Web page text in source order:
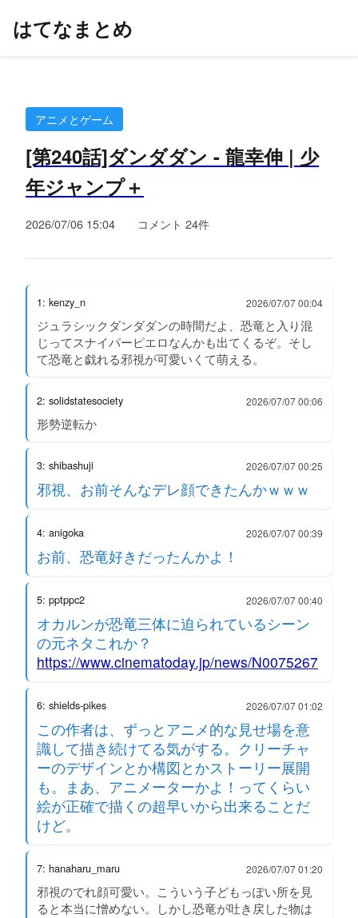
はてなまとめ
アニメとゲーム
[第240話]ダンダダン - 龍幸伸 | 少
年ジャンプ＋
2026/07/06 15:04 コメント 24件
1: kenzy_n 2026/07/07 00:04
ジュラシックダンダダンの時間だよ、恐竜と入り混
じってスナイパーピエロなんかも出てくるぞ。そし
て恐竜と戯れる邪視が可愛いくて萌える。
2: solidstatesociety 2026/07/07 00:06
形勢逆転か
3: shibashuji 2026/07/07 00:25
邪視、お前そんなデレ顔できたんかｗｗｗ
4: anigoka 2026/07/07 00:39
お前、恐竜好きだったんかよ！
5: pptppc2 2026/07/07 00:40
オカルンが恐竜三体に迫られているシーン
の元ネタこれか？
https://www.cinematoday.jp/news/N0075267
6: shields-pikes 2026/07/07 01:02
この作者は、ずっとアニメ的な見せ場を意
識して描き続けてる気がする。クリーチャ
ーのデザインとか構図とかストーリー展開
も。まあ、アニメーターかよ！ってくらい
絵が正確で描くの超早いから出来ることだ
けど。
7: hanaharu_maru 2026/07/07 01:20
邪視のでれ顔可愛い。こういう子どもっぽい所を見
ると本当に憎めない。しかし恐竜が吐き戻した物は